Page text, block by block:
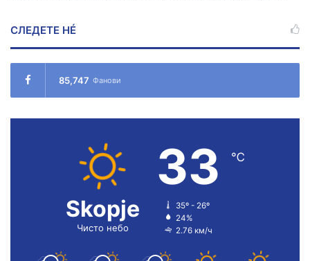
СЛЕДЕТЕ НÉ
85,747 Фанови
Skopje
Чисто небо
33 ℃
35º - 26º
24%
2.76 км/ч